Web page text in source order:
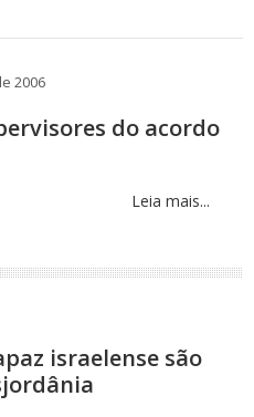
2006
do acordo
Leia mais...
israelense são